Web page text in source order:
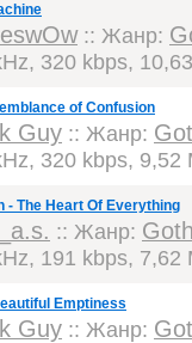
:: Жанр:
320 kbps,
of Confusion
Guy :: Жанр:
320 kbps,
- The Heart Of Everything
:: Жанр:
191 kbps,
Emptiness
Guy :: Жанр: